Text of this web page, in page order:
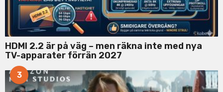
HDMI 2.2 är på väg – men räkna inte med nya
TV-apparater förrän 2027
3